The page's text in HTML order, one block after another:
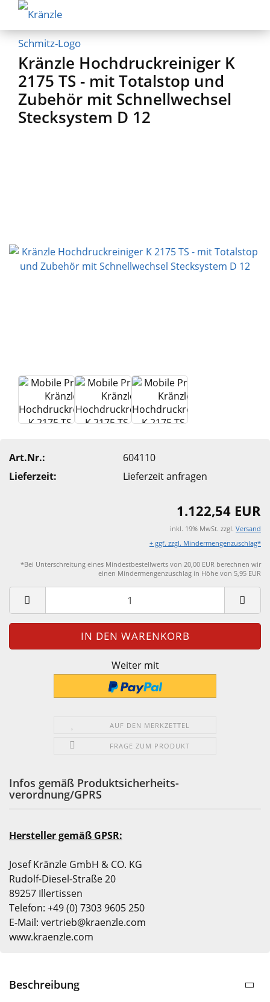
Kränzle Hochdruckreiniger K
2175 TS - mit Totalstop und
Zubehör mit Schnellwechsel
Stecksystem D 12
Art.Nr.:
604110
Lieferzeit:
Lieferzeit anfragen
1.122,54 EUR
inkl. 19% MwSt. zzgl. Versand
+ ggf. zzgl. Mindermengenzuschlag*
*Bei Unterschreitung eines Mindestbestellwerts von 20,00 EUR berechnen wir
einen Mindermengenzuschlag in Höhe von 5,95 EUR
Weiter mit
AUF DEN MERKZETTEL
FRAGE ZUM PRODUKT
Infos gemäß Produktsicherheits-
verordnung/GPRS
Hersteller gemäß GPSR:
Josef Kränzle GmbH & CO. KG
Rudolf-Diesel-Straße 20
89257 Illertissen
Telefon: +49 (0) 7303 9605 250
E-Mail: vertrieb@kraenzle.com
www.kraenzle.com
Beschreibung